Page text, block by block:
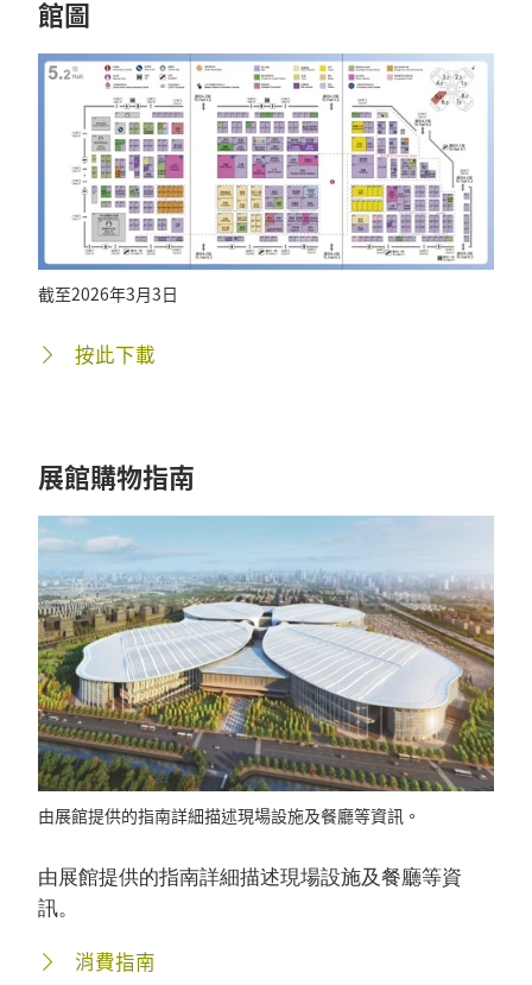
館圖
截至2026年3月3日
按此下載
展館購物指南
由展館提供的指南詳細描述現場設施及餐廳等資訊。
由展館提供的指南詳細描述現場設施及餐廳等資
訊。
消費指南